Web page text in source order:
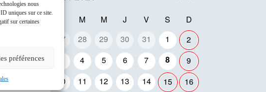
nous
uniques sur ce site.
sur certaines
préférences
M M J V S
D
27
28 29 30 31 1
2
4 5 6 7 8
9
10
11 12 13 14 15
16